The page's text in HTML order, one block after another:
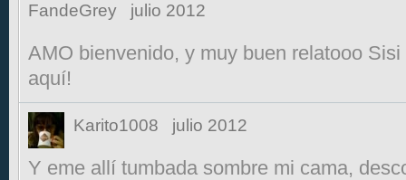
FandeGrey julio 2012
AMO bienvenido, y muy buen relatooo
aquí!
Karito1008 julio 2012
Y eme allí tumbada sombre mi cama,